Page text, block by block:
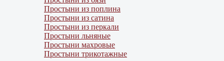
Простыни из поплина
Простыни из сатина
Простыни из перкали
Простыни льняные
Простыни махровые
Простыни трикотажные